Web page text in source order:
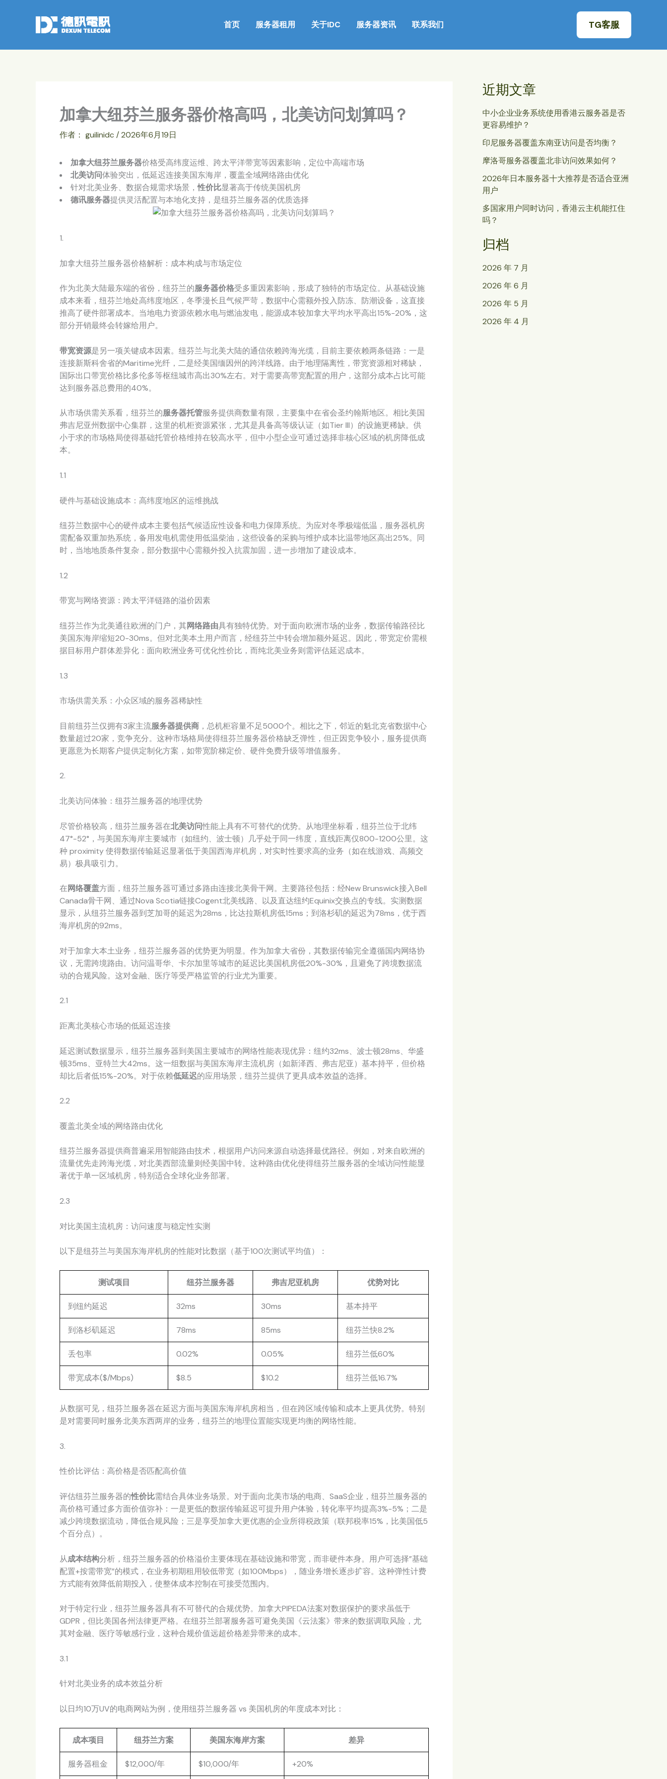
首页 服务器租用 关于IDC 服务器资讯 联系我们 TG客服
加拿大纽芬兰服务器价格高吗，北美访问划算吗？
作者： guilinidc /2026年6月19日
加拿大纽芬兰服务器价格受高纬度运维、跨太平洋带宽等因素影响，定位中高端市场
北美访问体验突出，低延迟连接美国东海岸，覆盖全域网络路由优化
针对北美业务、数据合规需求场景，性价比显著高于传统美国机房
德讯服务器提供灵活配置与本地化支持，是纽芬兰服务器的优质选择
1.
加拿大纽芬兰服务器价格解析：成本构成与市场定位
作为北美大陆最东端的省份，纽芬兰的服务器价格受多重因素影响，形成了独特的市场定位。从基础设施
成本来看，纽芬兰地处高纬度地区，冬季漫长且气候严苛，数据中心需额外投入防冻、防潮设备，这直接
推高了硬件部署成本。当地电力资源依赖水电与燃油发电，能源成本较加拿大平均水平高出15%-20%，这
部分开销最终会转嫁给用户。
带宽资源是另一项关键成本因素。纽芬兰与北美大陆的通信依赖跨海光缆，目前主要依赖两条链路：一是
连接新斯科舍省的Maritime光纤，二是经美国缅因州的跨洋线路。由于地理隔离性，带宽资源相对稀缺，
国际出口带宽价格比多伦多等枢纽城市高出30%左右。对于需要高带宽配置的用户，这部分成本占比可能
达到服务器总费用的40%。
从市场供需关系看，纽芬兰的服务器托管服务提供商数量有限，主要集中在省会圣约翰斯地区。相比美国
弗吉尼亚州数据中心集群，这里的机柜资源紧张，尤其是具备高等级认证（如Tier III）的设施更稀缺。供
小于求的市场格局使得基础托管价格维持在较高水平，但中小型企业可通过选择非核心区域的机房降低成
本。
1.1
硬件与基础设施成本：高纬度地区的运维挑战
纽芬兰数据中心的硬件成本主要包括气候适应性设备和电力保障系统。为应对冬季极端低温，服务器机房
需配备双重加热系统，备用发电机需使用低温柴油，这些设备的采购与维护成本比温带地区高出25%。同
时，当地地质条件复杂，部分数据中心需额外投入抗震加固，进一步增加了建设成本。
1.2
带宽与网络资源：跨太平洋链路的溢价因素
纽芬兰作为北美通往欧洲的门户，其网络路由具有独特优势。对于面向欧洲市场的业务，数据传输路径比
美国东海岸缩短20-30ms。但对北美本土用户而言，经纽芬兰中转会增加额外延迟。因此，带宽定价需根
据目标用户群体差异化：面向欧洲业务可优化性价比，而纯北美业务则需评估延迟成本。
1.3
市场供需关系：小众区域的服务器稀缺性
目前纽芬兰仅拥有3家主流服务器提供商 ，总机柜容量不足5000个。相比之下，邻近的魁北克省数据中心
数量超过20家，竞争充分。这种市场格局使得纽芬兰服务器价格缺乏弹性，但正因竞争较小，服务提供商
更愿意为长期客户提供定制化方案，如带宽阶梯定价、硬件免费升级等增值服务。
2.
北美访问体验：纽芬兰服务器的地理优势
尽管价格较高，纽芬兰服务器在北美访问性能上具有不可替代的优势。从地理坐标看，纽芬兰位于北纬
47°-52°，与美国东海岸主要城市（如纽约、波士顿）几乎处于同一纬度，直线距离仅800-1200公里。这
种 proximity 使得数据传输延迟显著低于美国西海岸机房，对实时性要求高的业务（如在线游戏、高频交
易）极具吸引力。
在网络覆盖方面，纽芬兰服务器可通过多路由连接北美骨干网。主要路径包括：经New Brunswick接入Bell
Canada骨干网、通过Nova Scotia链接Cogent北美线路、以及直达纽约Equinix交换点的专线。实测数据
显示，从纽芬兰服务器到芝加哥的延迟为28ms，比达拉斯机房低15ms；到洛杉矶的延迟为78ms，优于西
海岸机房的92ms。
对于加拿大本土业务，纽芬兰服务器的优势更为明显。作为加拿大省份，其数据传输完全遵循国内网络协
议，无需跨境路由。访问温哥华、卡尔加里等城市的延迟比美国机房低20%-30%，且避免了跨境数据流
动的合规风险。这对金融、医疗等受严格监管的行业尤为重要。
2.1
距离北美核心市场的低延迟连接
延迟测试数据显示，纽芬兰服务器到美国主要城市的网络性能表现优异：纽约32ms、波士顿28ms、华盛
顿35ms、亚特兰大42ms。这一组数据与美国东海岸主流机房（如新泽西、弗吉尼亚）基本持平，但价格
却比后者低15%-20%。对于依赖低延迟的应用场景，纽芬兰提供了更具成本效益的选择。
2.2
覆盖北美全域的网络路由优化
纽芬兰服务器提供商普遍采用智能路由技术，根据用户访问来源自动选择最优路径。例如，对来自欧洲的
流量优先走跨海光缆，对北美西部流量则经美国中转。这种路由优化使得纽芬兰服务器的全域访问性能显
著优于单一区域机房，特别适合全球化业务部署。
2.3
对比美国主流机房：访问速度与稳定性实测
以下是纽芬兰与美国东海岸机房的性能对比数据（基于100次测试平均值）：
测试项目 纽芬兰服务器 弗吉尼亚机房 优势对比
到纽约延迟 32ms 30ms 基本持平
到洛杉矶延迟 78ms 85ms 纽芬兰快8.2%
丢包率 0.02% 0.05% 纽芬兰低60%
带宽成本($/Mbps) $8.5 $10.2 纽芬兰低16.7%
从数据可见，纽芬兰服务器在延迟方面与美国东海岸机房相当，但在跨区域传输和成本上更具优势。特别
是对需要同时服务北美东西两岸的业务，纽芬兰的地理位置能实现更均衡的网络性能。
3.
性价比评估：高价格是否匹配高价值
评估纽芬兰服务器的性价比需结合具体业务场景。对于面向北美市场的电商、SaaS企业，纽芬兰服务器的
高价格可通过多方面价值弥补：一是更低的数据传输延迟可提升用户体验，转化率平均提高3%-5%；二是
减少跨境数据流动，降低合规风险；三是享受加拿大更优惠的企业所得税政策（联邦税率15%，比美国低5
个百分点）。
从成本结构分析，纽芬兰服务器的价格溢价主要体现在基础设施和带宽，而非硬件本身。用户可选择”基础
配置+按需带宽”的模式，在业务初期租用较低带宽（如100Mbps），随业务增长逐步扩容。这种弹性计费
方式能有效降低前期投入，使整体成本控制在可接受范围内。
对于特定行业，纽芬兰服务器具有不可替代的合规优势。加拿大PIPEDA法案对数据保护的要求虽低于
GDPR，但比美国各州法律更严格。在纽芬兰部署服务器可避免美国《云法案》带来的数据调取风险，尤
其对金融、医疗等敏感行业，这种合规价值远超价格差异带来的成本。
3.1
针对北美业务的成本效益分析
以日均10万UV的电商网站为例，使用纽芬兰服务器 vs 美国机房的年度成本对比：
成本项目 纽芬兰方案 美国东海岸方案 差异
服务器租金 $12,000/年 $10,000/年 +20%
近期文章
中小企业业务系统使用香港云服务器是否
更容易维护？
印尼服务器覆盖东南亚访问是否均衡？
摩洛哥服务器覆盖北非访问效果如何？
2026年日本服务器十大推荐是否适合亚洲
用户
多国家用户同时访问，香港云主机能扛住
吗？
归档
2026 年 7 月
2026 年 6 月
2026 年 5 月
2026 年 4 月